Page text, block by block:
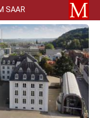
SAAR